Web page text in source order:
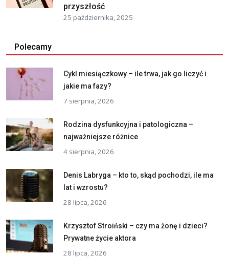
przyszłość
25 października, 2025
Polecamy
Cykl miesiączkowy – ile trwa, jak go liczyć i
jakie ma fazy?
7 sierpnia, 2026
Rodzina dysfunkcyjna i patologiczna –
najważniejsze różnice
4 sierpnia, 2026
Denis Labryga – kto to, skąd pochodzi, ile ma
lat i wzrostu?
28 lipca, 2026
Krzysztof Stroiński – czy ma żonę i dzieci?
Prywatne życie aktora
28 lipca, 2026